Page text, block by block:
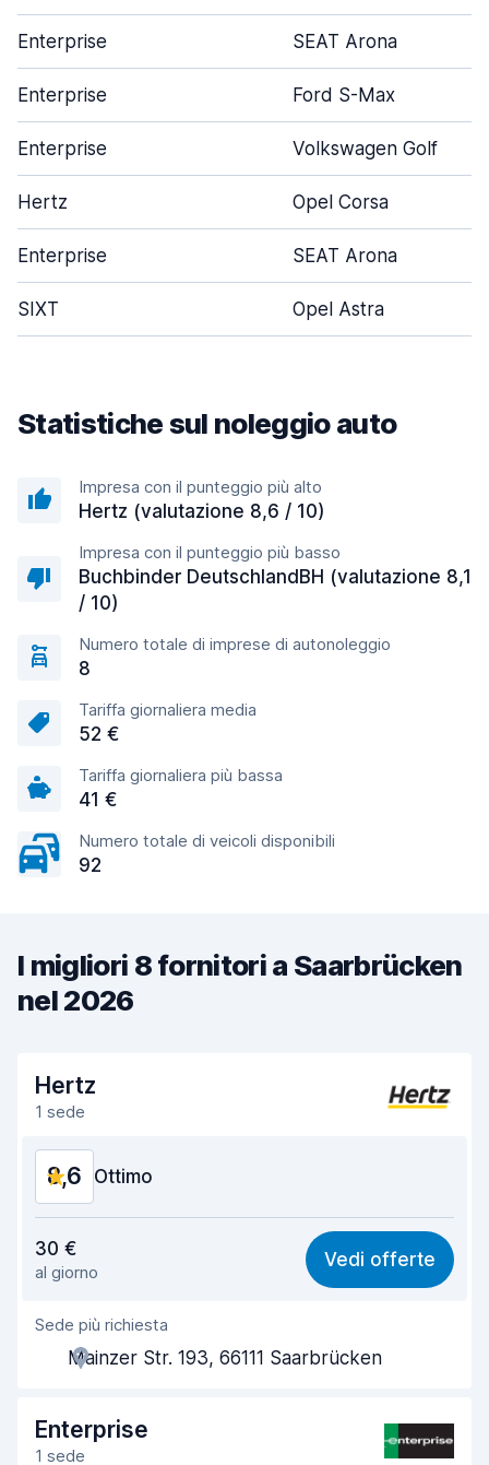
Enterprise SEAT Arona
Enterprise Ford S-Max
Enterprise Volkswagen Golf
Hertz Opel Corsa
Enterprise SEAT Arona
SIXT Opel Astra
Statistiche sul noleggio auto
Impresa con il punteggio più alto
Hertz (valutazione 8,6 / 10)
Impresa con il punteggio più basso
Buchbinder DeutschlandBH (valutazione 8,1
/ 10)
Numero totale di imprese di autonoleggio
8
Tariffa giornaliera media
52 €
Tariffa giornaliera più bassa
41 €
Numero totale di veicoli disponibili
92
I migliori 8 fornitori a Saarbrücken
nel 2026
Hertz
1 sede
8,6 Ottimo
8,6
Facile da trovare 8,2
Gentilezza degli agenti
Rapidità del ritiro
Rapidità della riconsegna 8,2
30 €
al giorno
Vedi offerte
Sede più richiesta
Mainzer Str. 193, 66111 Saarbrücken
Enterprise
1 sede